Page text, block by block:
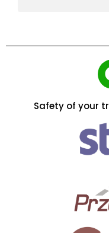
Safety of your